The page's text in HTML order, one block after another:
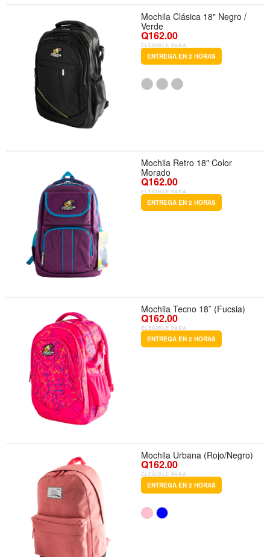
Mochila Clásica 18" Negro /
Verde
Q162.00
ELEGIBLE PARA
ENTREGA EN 2 HORAS
Mochila Retro 18" Color
Morado
Q162.00
ELEGIBLE PARA
ENTREGA EN 2 HORAS
Mochila Tecno 18¨ (Fucsia)
Q162.00
ELEGIBLE PARA
ENTREGA EN 2 HORAS
Mochila Urbana (Rojo/Negro)
Q162.00
ELEGIBLE PARA
ENTREGA EN 2 HORAS